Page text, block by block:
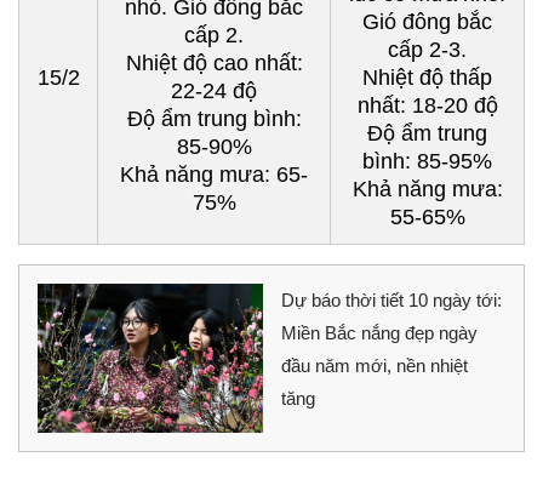
15/2
nhỏ. Gió đông bắc
cấp 2.
Nhiệt độ cao nhất:
22-24 độ
Độ ẩm trung bình:
85-90%
Khả năng mưa: 65-
75%
Gió đông bắc
cấp 2-3.
Nhiệt độ thấp
nhất: 18-20 độ
Độ ẩm trung
bình: 85-95%
Khả năng mưa:
55-65%
Dự báo thời tiết 10 ngày tới:
Miền Bắc nắng đẹp ngày
đầu năm mới, nền nhiệt
tăng